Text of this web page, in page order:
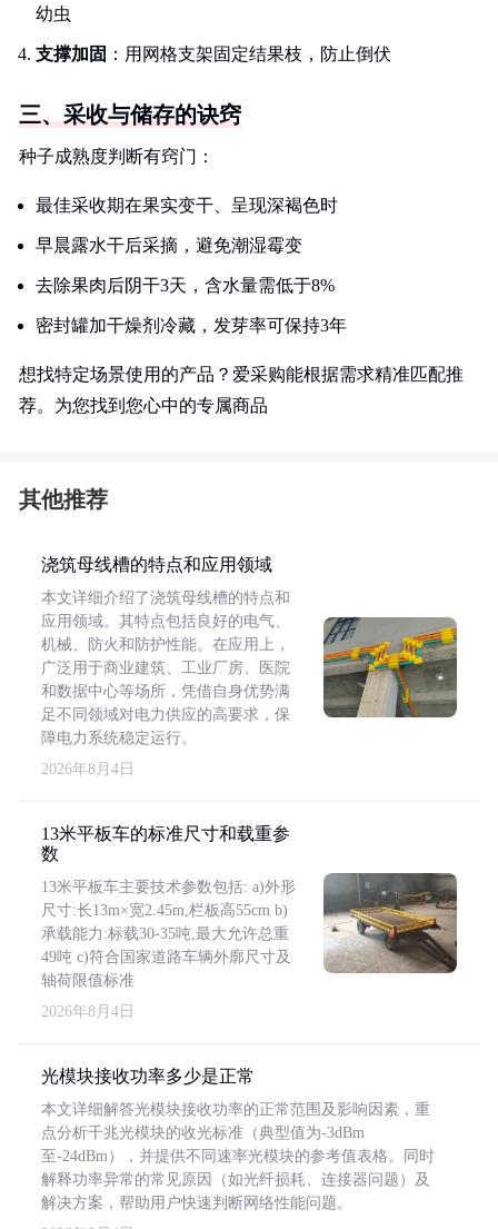
幼虫
支撑加固 ：用网格支架固定结果枝，防止倒伏
三、采收与储存的诀窍
种子成熟度判断有窍门：
最佳采收期在果实变干、呈现深褐色时
早晨露水干后采摘，避免潮湿霉变
去除果肉后阴干3天，含水量需低于8%
密封罐加干燥剂冷藏，发芽率可保持3年
想找特定场景使用的产品？爱采购能根据需求精准匹配推
荐。为您找到您心中的专属商品
其他推荐
浇筑母线槽的特点和应用领域
本文详细介绍了浇筑母线槽的特点和
应用领域。其特点包括良好的电气、
机械、防火和防护性能。在应用上，
广泛用于商业建筑、工业厂房、医院
和数据中心等场所，凭借自身优势满
足不同领域对电力供应的高要求，保
障电力系统稳定运行。
2026年8月4日
13米平板车的标准尺寸和载重参
数
13米平板车主要技术参数包括: a)外形
尺寸:长13m×宽2.45m,栏板高55cm b)
承载能力:标载30-35吨,最大允许总重
49吨 c)符合国家道路车辆外廓尺寸及
轴荷限值标准
2026年8月4日
光模块接收功率多少是正常
本文详细解答光模块接收功率的正常范围及影响因素，重
点分析千兆光模块的收光标准（典型值为-3dBm
至-24dBm），并提供不同速率光模块的参考值表格。同时
解释功率异常的常见原因（如光纤损耗、连接器问题）及
解决方案，帮助用户快速判断网络性能问题。